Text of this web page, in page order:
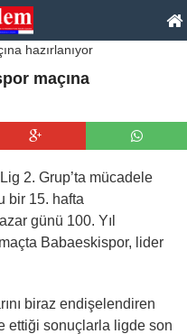
maçına
2. Grup’ta mücadele
bir 15. hafta
günü 100. Yıl
Babaeskispor, lider
biraz endişelendiren
ettiği sonuçlarla ligde son